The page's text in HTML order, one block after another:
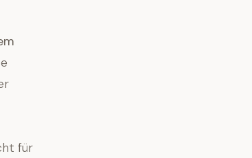
für